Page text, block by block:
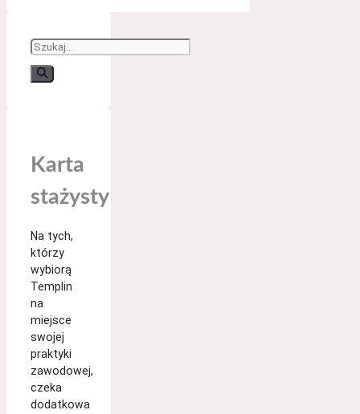
Suchen
nach:
Karta
stażysty
Na tych,
którzy
wybiorą
Templin
na
miejsce
swojej
praktyki
zawodowej,
czeka
dodatkowa